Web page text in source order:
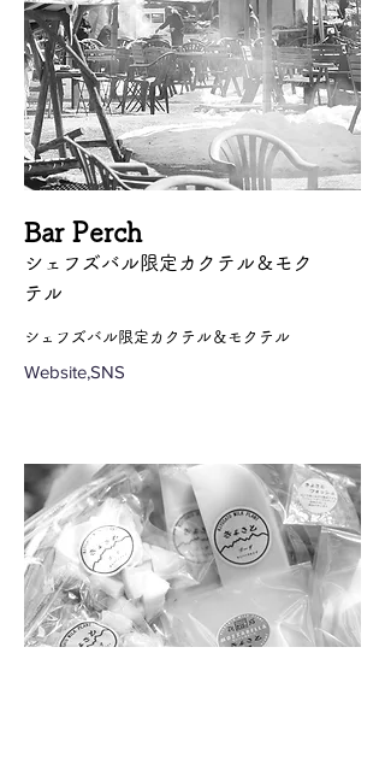
Bar Perch
シェフズバル限定カクテル＆モク
テル
シェフズバル限定カクテル＆モクテル
Website,SNS